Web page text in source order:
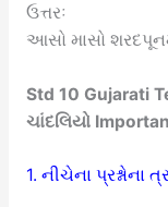
ઉત્તરઃ
આસો માસો
Std 10 Gujarati
ચાંદલિયો
1. નીચેના પ્રશ્નોના